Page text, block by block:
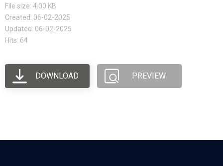
File size: 4.00 KB
Created: 06-02-2025
Updated: 06-02-2025
Hits: 64
DOWNLOAD PREVIEW